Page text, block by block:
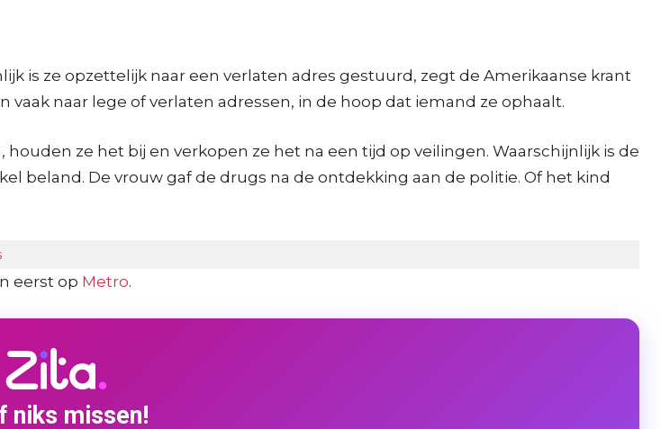
is ze opzettelijk naar een verlaten adres gestuurd, zegt de Amerikaanse krant
naar lege of verlaten adressen, in de hoop dat iemand ze ophaalt.
ze het bij en verkopen ze het na een tijd op veilingen. Waarschijnlijk is de
beland. De vrouw gaf de drugs na de ontdekking aan de politie. Of het kind
eerst op Metro.
niks missen!